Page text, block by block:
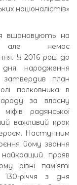
націоналістів»
вшановують на
але немає
У 2016 році до
дня народження
затвердив план
полковника в
за власну
радянської
важливий крок
Наступним
йому звання
прояв
рівні пам’яті
річчя з дня